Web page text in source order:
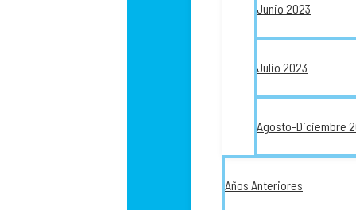
Junio 2023
Julio 2023
Agosto-Diciembre
Años Anteriores